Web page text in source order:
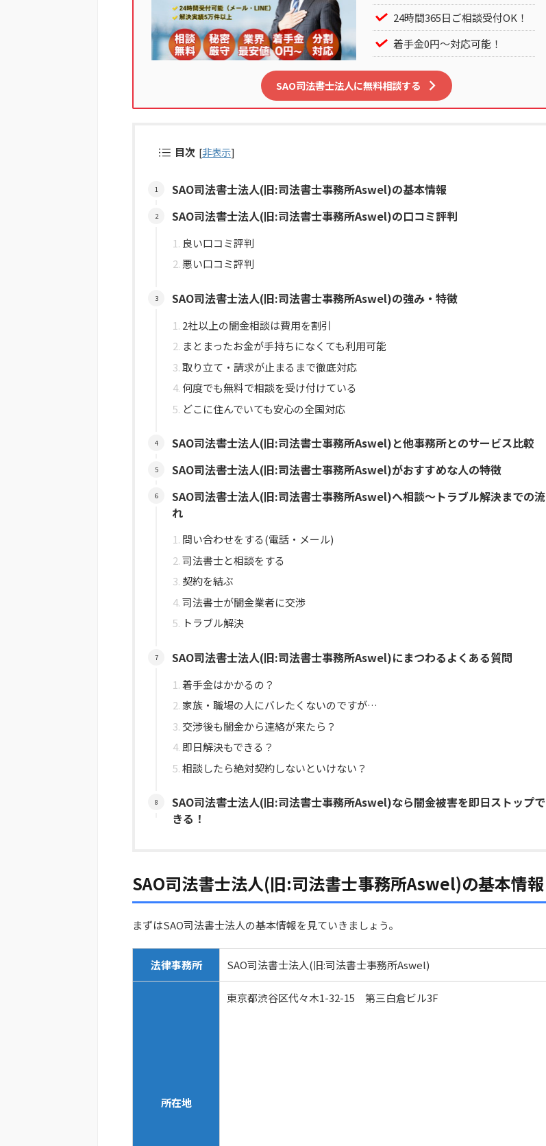
24時間365日ご相談受付OK！
着手金0円～対応可能！
SAO司法書士法人に無料相談する
目次 [非表示]
SAO司法書士法人(旧:司法書士事務所Aswel)の基本情報
SAO司法書士法人(旧:司法書士事務所Aswel)の口コミ評判
良い口コミ評判
悪い口コミ評判
SAO司法書士法人(旧:司法書士事務所Aswel)の強み・特徴
2社以上の闇金相談は費用を割引
まとまったお金が手持ちになくても利用可能
取り立て・請求が止まるまで徹底対応
何度でも無料で相談を受け付けている
どこに住んでいても安心の全国対応
SAO司法書士法人(旧:司法書士事務所Aswel)と他事務所とのサービス比較
SAO司法書士法人(旧:司法書士事務所Aswel)がおすすめな人の特徴
SAO司法書士法人(旧:司法書士事務所Aswel)へ相談～トラブル解決までの流
れ
問い合わせをする(電話・メール)
司法書士と相談をする
契約を結ぶ
司法書士が闇金業者に交渉
トラブル解決
SAO司法書士法人(旧:司法書士事務所Aswel)にまつわるよくある質問
着手金はかかるの？
家族・職場の人にバレたくないのですが…
交渉後も闇金から連絡が来たら？
即日解決もできる？
相談したら絶対契約しないといけない？
SAO司法書士法人(旧:司法書士事務所Aswel)なら闇金被害を即日ストップで
きる！
SAO司法書士法人(旧:司法書士事務所Aswel)の基本情報
まずはSAO司法書士法人の基本情報を見ていきましょう。
法律事務所 SAO司法書士法人(旧:司法書士事務所Aswel)
所在地
東京都渋谷区代々木1-32-15 第三白倉ビル3F